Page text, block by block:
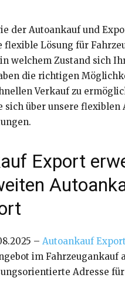
der Autoankauf und
flexible Lösung für
welchem Zustand sich
die richtigen
Verkauf zu
sich über unsere flexiblen
Export
– Autoankauf Export
im Fahrzeugankauf
Adresse